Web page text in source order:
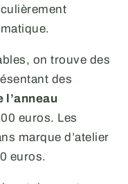
on trouve des
des
l’anneau
euros. Les
marque d’atelier
euros.